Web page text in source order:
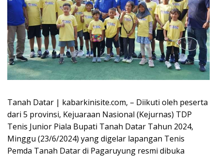
Tanah Datar | kabarkinisite.com, – Diikuti oleh peserta
dari 5 provinsi, Kejuaraan Nasional (Kejurnas) TDP
Tenis Junior Piala Bupati Tanah Datar Tahun 2024,
Minggu (23/6/2024) yang digelar lapangan Tenis
Pemda Tanah Datar di Pagaruyung resmi dibuka